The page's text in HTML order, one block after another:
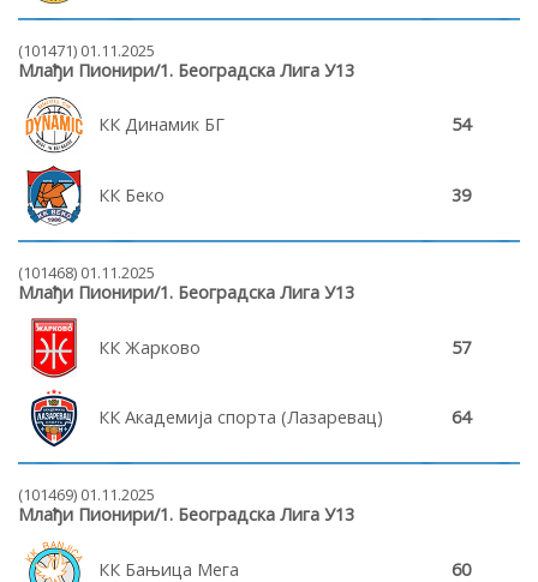
(101471) 01.11.2025
Млађи Пионири/1. Београдска Лига У13
КК Динамик БГ 54
КК Беко 39
(101468) 01.11.2025
Млађи Пионири/1. Београдска Лига У13
КК Жарково 57
КК Академија спорта (Лазаревац) 64
(101469) 01.11.2025
Млађи Пионири/1. Београдска Лига У13
КК Бањица Мега 60